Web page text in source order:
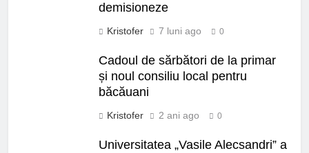
demisioneze
Kristofer 7 luni ago 0
Cadoul de sărbători de la primar
și noul consiliu local pentru
băcăuani
Kristofer 2 ani ago 0
Universitatea „Vasile Alecsandri” a